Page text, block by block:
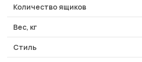
Количество ящиков
Вес, кг
Стиль